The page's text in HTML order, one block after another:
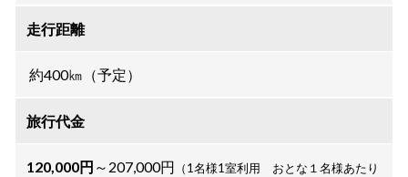
走行距離
約400㎞（予定）
旅行代金
120,000円 ～207,000円 （1名様1室利用 おとな１名様あたり